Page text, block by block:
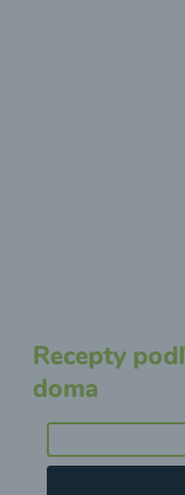
Recepty
doma